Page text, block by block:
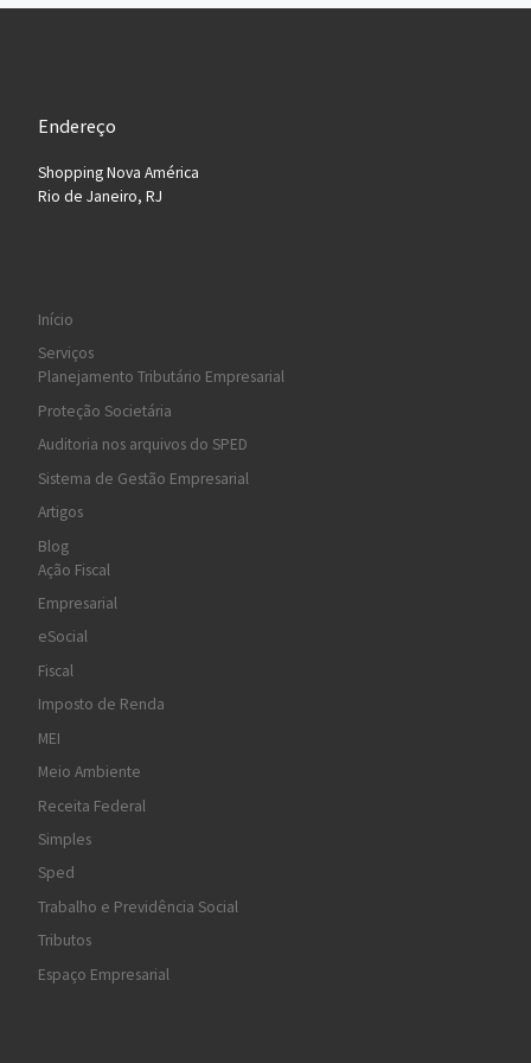
Endereço
Shopping Nova América
Rio de Janeiro, RJ
Início
Serviços
Planejamento Tributário Empresarial
Proteção Societária
Auditoria nos arquivos do SPED
Sistema de Gestão Empresarial
Artigos
Blog
Ação Fiscal
Empresarial
eSocial
Fiscal
Imposto de Renda
MEI
Meio Ambiente
Receita Federal
Simples
Sped
Trabalho e Previdência Social
Tributos
Espaço Empresarial